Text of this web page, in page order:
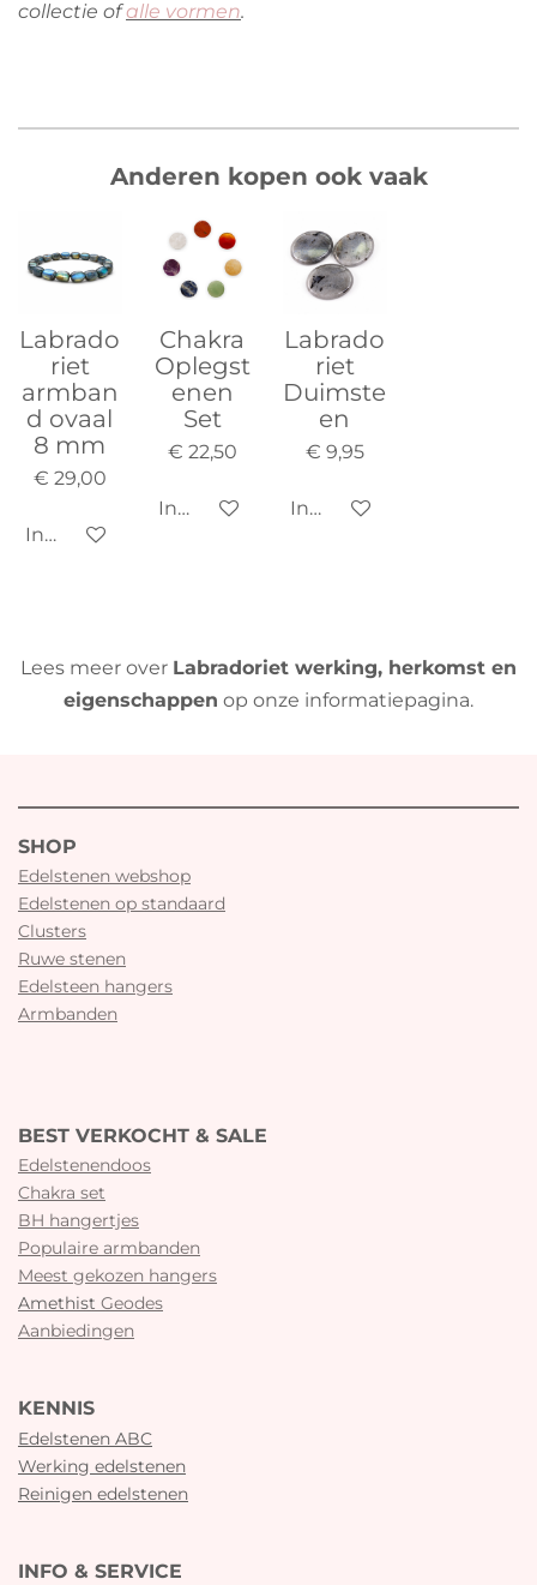
collectie ofalle vormen.
Anderen kopen ook vaak
Labrado
riet
armban
d ovaal
8 mm
€ 29,00
In winkelwagen
Chakra
Oplegst
enen
Set
€ 22,50
In winkelwagen
Labrado
riet
Duimste
en
€ 9,95
In winkelwagen
Lees meer over Labradoriet werking, herkomst en
eigenschappen op onze informatiepagina.
SHOP
Edelstenen webshop
Edelstenen op standaard
Clusters
Ruwe stenen
Edelsteen hangers
Armbanden
BEST VERKOCHT & SALE
Edelstenendoos
Chakra set
BH hangertjes
Populaire armbanden
Meest gekozen hangers
Amethist Geodes
Aanbiedingen
KENNIS
Edelstenen ABC
Werking edelstenen
Reinigen edelstenen
INFO & SERVICE